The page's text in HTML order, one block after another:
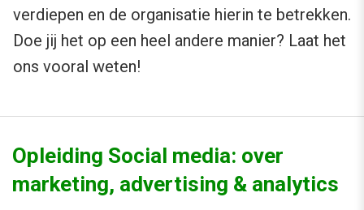
verdiepen en de organisatie hierin te betrekken.
Doe jij het op een heel andere manier? Laat het
ons vooral weten!
Opleiding Social media: over
marketing, advertising & analytics